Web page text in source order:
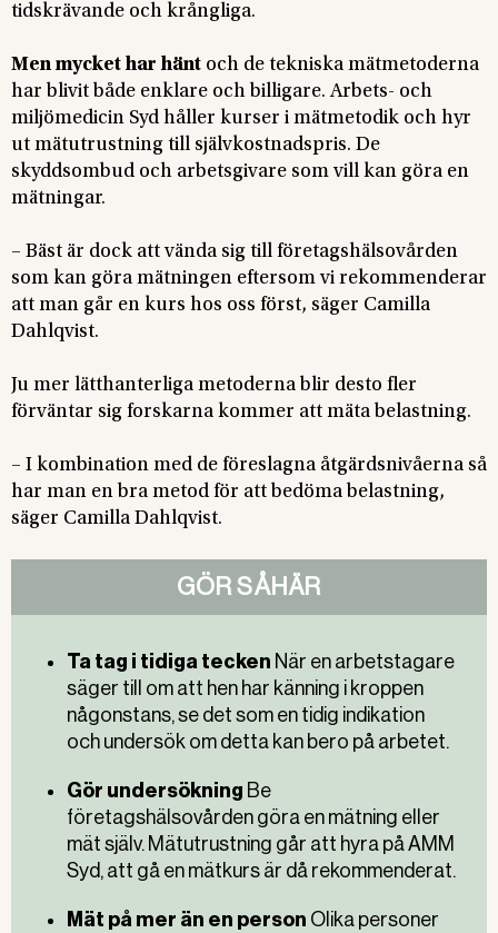
tidskrävande och krångliga.
Men mycket har hänt och de tekniska mätmetoderna
har blivit både enklare och billigare. Arbets- och
miljömedicin Syd håller kurser i mätmetodik och hyr
ut mätutrustning till självkostnadspris. De
skyddsombud och arbetsgivare som vill kan göra en
mätningar.
– Bäst är dock att vända sig till företagshälsovården
som kan göra mätningen eftersom vi rekommenderar
att man går en kurs hos oss först, säger Camilla
Dahlqvist.
Ju mer lätthanterliga metoderna blir desto fler
förväntar sig forskarna kommer att mäta belastning.
– I kombination med de föreslagna åtgärdsnivåerna så
har man en bra metod för att bedöma belastning,
säger Camilla Dahlqvist.
GÖR SÅHÄR
Ta tag i tidiga tecken När en arbetstagare
säger till om att hen har känning i kroppen
någonstans, se det som en tidig indikation
och undersök om detta kan bero på arbetet.
Gör undersökning Be
företagshälsovården göra en mätning eller
mät själv. Mätutrustning går att hyra på AMM
Syd, att gå en mätkurs är då rekommenderat.
Mät på mer än en person Olika personer